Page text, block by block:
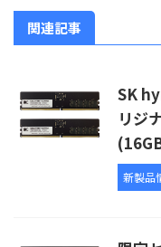
関連記事
SK
リジ
新製品